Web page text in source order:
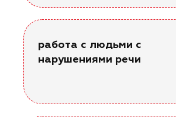
работа с людьми с
нарушениями речи